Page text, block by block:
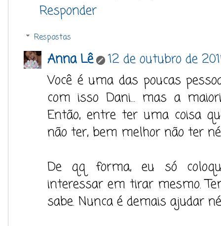
Responder
Respostas
Anna Lê
12 de outubro de
Você é uma das poucas
com isso Dani... mas a
Então, entre ter uma coisa
não ter, bem melhor não ter
De qq forma, eu só
interessar em tirar mesmo.
sabe. Nunca é demais ajudar